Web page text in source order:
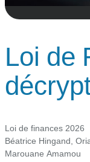
Loi de
Loi de finances 2026
Béatrice Hingand,
Marouane Amamou